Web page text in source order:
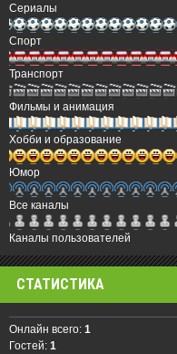
Сериалы
Спорт
Транспорт
Фильмы и анимация
Хобби и образование
Юмор
Все каналы
Каналы пользователей
СТАТИСТИКА
Онлайн всего: 1
Гостей: 1